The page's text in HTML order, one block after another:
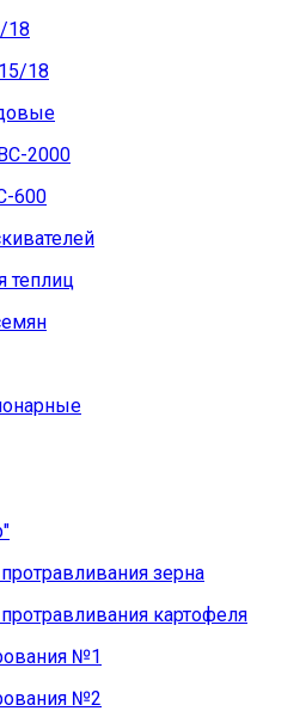
18
18
2000
600
теплиц
зерна
картофеля
№1
№2